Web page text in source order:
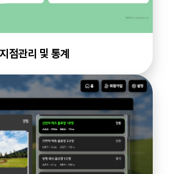
지점관리 및 통계